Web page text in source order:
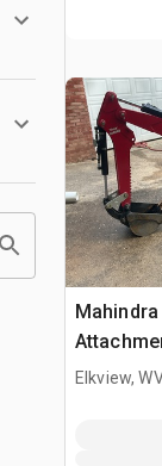
eMac 22s
Elkview,